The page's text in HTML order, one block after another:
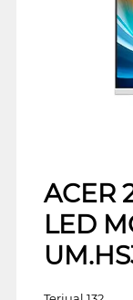
ACER
LED